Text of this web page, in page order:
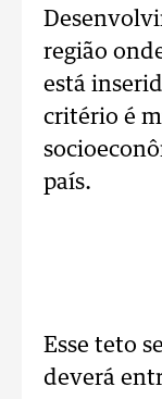
região
está
critério é
país.
Esse teto
deverá